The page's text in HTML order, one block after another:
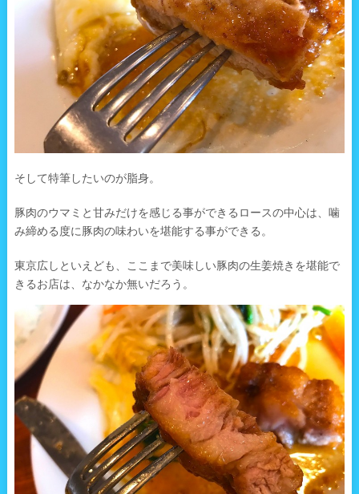
そして特筆したいのが脂身。
豚肉のウマミと甘みだけを感じる事ができるロースの中心は、噛
み締める度に豚肉の味わいを堪能する事ができる。
東京広しといえども、ここまで美味しい豚肉の生姜焼きを堪能で
きるお店は、なかなか無いだろう。